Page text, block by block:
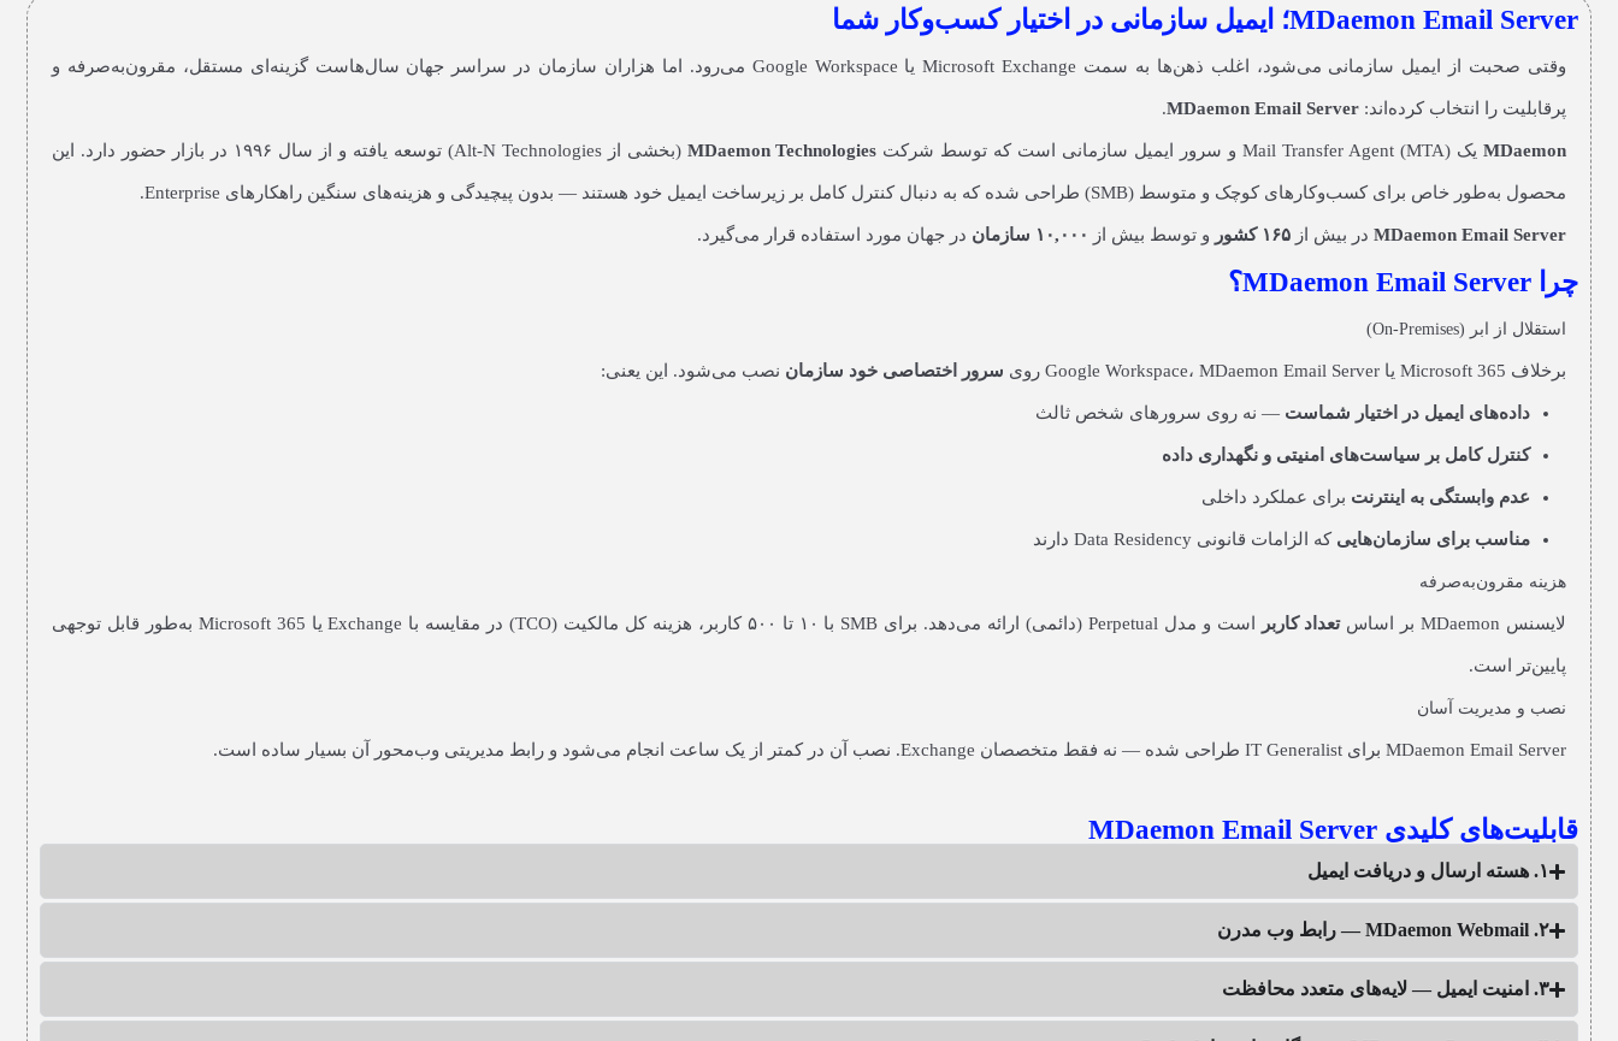
MDaemon Email Server؛ ایمیل سازمانی در اختیار کسب‌وکار شما
وقتی صحبت از ایمیل سازمانی می‌شود، اغلب ذهن‌ها به سمت Microsoft Exchange یا Google Workspace می‌رود. اما هزاران سازمان در سراسر جهان سال‌هاست گزینه‌ای مستقل، مقرون‌به‌صرفه و
پرقابلیت را انتخاب کرده‌اند: MDaemon Email Server
.
MDaemonیک Mail Transfer Agent (MTA) و سرور ایمیل سازمانی است که توسط شرکت MDaemon Technologies (بخشی از Alt-N Technologies) توسعه یافته و از سال ۱۹۹۶ در بازار حضور دارد. این
محصول به‌طور خاص برای کسب‌وکارهای کوچک و متوسط (SMB) طراحی شده که به دنبال کنترل کامل بر زیرساخت ایمیل خود هستند — بدون پیچیدگی و هزینه‌های سنگین راهکارهای Enterprise.
MDaemon Email Server در بیش از ۱۶۵ کشور و توسط بیش از ۱۰,۰۰۰ سازمان در جهان مورد استفاده قرار می‌گیرد.
چرا MDaemon Email Server؟
استقلال از ابر (On-Premises)
برخلاف Microsoft 365 یا Google Workspace، MDaemon Email Server روی سرور اختصاصی خود سازمان نصب می‌شود. این یعنی:
داده‌های ایمیل در اختیار شماست — نه روی سرورهای شخص ثالث
کنترل کامل بر سیاست‌های امنیتی و نگهداری داده
عدم وابستگی به اینترنت برای عملکرد داخلی
مناسب برای سازمان‌هایی که الزامات قانونی Data Residency دارند
هزینه مقرون‌به‌صرفه
لایسنس MDaemon بر اساس تعداد کاربر است و مدل Perpetual (دائمی) ارائه می‌دهد. برای SMB با ۱۰ تا ۵۰۰ کاربر، هزینه کل مالکیت (TCO) در مقایسه با Exchange یا Microsoft 365 به‌طور قابل توجهی
پایین‌تر است.
نصب و مدیریت آسان
MDaemon Email Server برای IT Generalist طراحی شده — نه فقط متخصصان Exchange. نصب آن در کمتر از یک ساعت انجام می‌شود و رابط مدیریتی وب‌محور آن بسیار ساده است.
قابلیت‌های کلیدی MDaemon Email Server
۱. هسته ارسال و دریافت ایمیل
۲. MDaemon Webmail — رابط وب مدرن
۳. امنیت ایمیل — لایه‌های متعدد محافظت